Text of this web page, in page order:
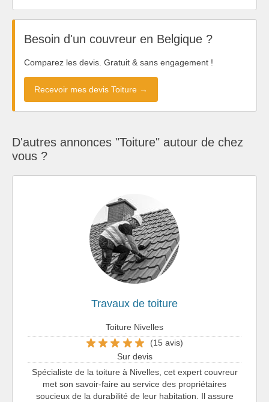
Besoin d'un couvreur en Belgique ?
Comparez les devis. Gratuit & sans engagement !
Recevoir mes devis Toiture →
D'autres annonces "Toiture" autour de chez
vous ?
Travaux de toiture
Toiture Nivelles
(15 avis)
Sur devis
Spécialiste de la toiture à Nivelles, cet expert couvreur
met son savoir-faire au service des propriétaires
soucieux de la durabilité de leur habitation. Il assure